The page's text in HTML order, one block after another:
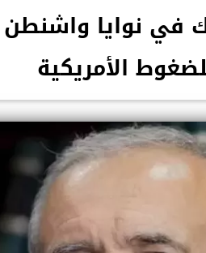
في نوايا
الأمريكية